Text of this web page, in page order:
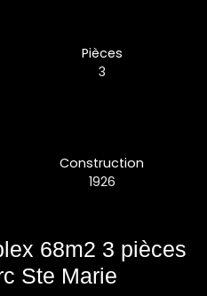
Pièces
3
Construction
1926
68m2 3 pièces
Ste Marie